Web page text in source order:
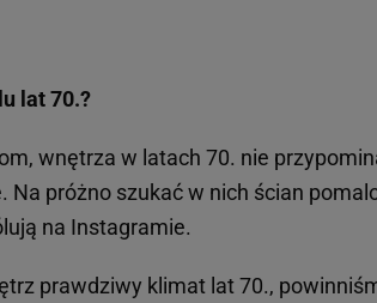
lat 70.?
wnętrza w latach 70. nie
Na próżno szukać w nich ścian
na Instagramie.
prawdziwy klimat lat 70.,